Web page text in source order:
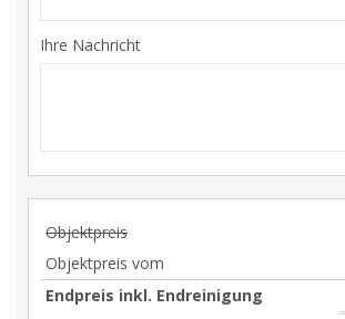
Ihre Nachricht
Objektpreis
Objektpreis vom
Endpreis inkl. Endreinigung